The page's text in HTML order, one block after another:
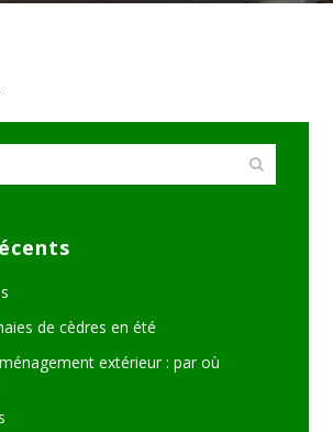
de cèdres en été
extérieur : par où